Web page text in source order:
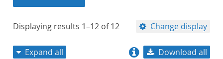
Displaying results 1–12 of12 Change display
Expand all Download all